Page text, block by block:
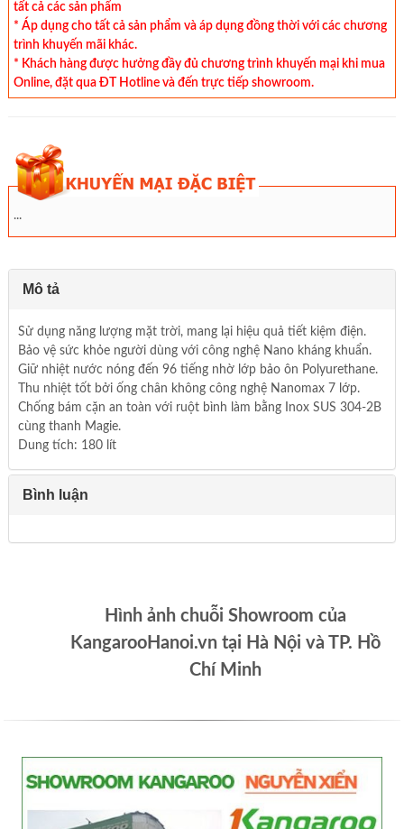
tất cả các sản phẩm
* Áp dụng cho tất cả sản phẩm và áp dụng đồng thời với các chương
trình khuyến mãi khác.
* Khách hàng được hưởng đầy đủ chương trình khuyến mại khi mua
Online, đặt qua ĐT Hotline và đến trực tiếp showroom.
...
Mô tả
Sử dụng năng lượng mặt trời, mang lại hiệu quả tiết kiệm điện.
Bảo vệ sức khỏe người dùng với công nghệ Nano kháng khuẩn.
Giữ nhiệt nước nóng đến 96 tiếng nhờ lớp bảo ôn Polyurethane.
Thu nhiệt tốt bởi ống chân không công nghệ Nanomax 7 lớp.
Chống bám cặn an toàn với ruột bình làm bằng Inox SUS 304-2B
cùng thanh Magie.
Dung tích: 180 lít
Bình luận
Hình ảnh chuỗi Showroom của
KangarooHanoi.vn tại Hà Nội và TP. Hồ
Chí Minh